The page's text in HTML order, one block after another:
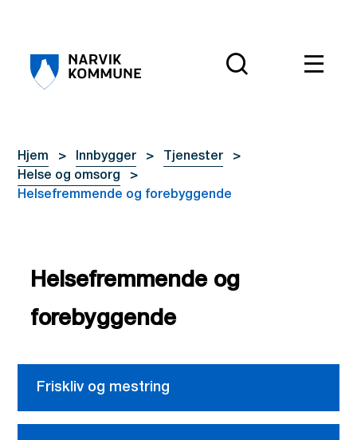
Du er her:
Hjem Innbygger
Tjenester
Helse og omsorg
Helsefremmende og forebyggende
Helsefremmende og
forebyggende
Friskliv og mestring